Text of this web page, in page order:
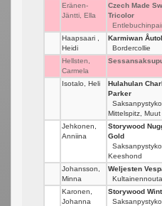
Eränen-
Jäntti, Ella
Czech Made
Tricolor
Haapsaari ,
Heidi
Karmiwan
Bordercollie
Hellsten,
Carmela
Isotalo, Heli
Hulahulan
Parker
Mittelspitz, Muut
Jehkonen,
Anniina
Storywood
Gold
Keeshond
Johansson,
Minna
Weljesten
Karonen,
Johanna
Storywood